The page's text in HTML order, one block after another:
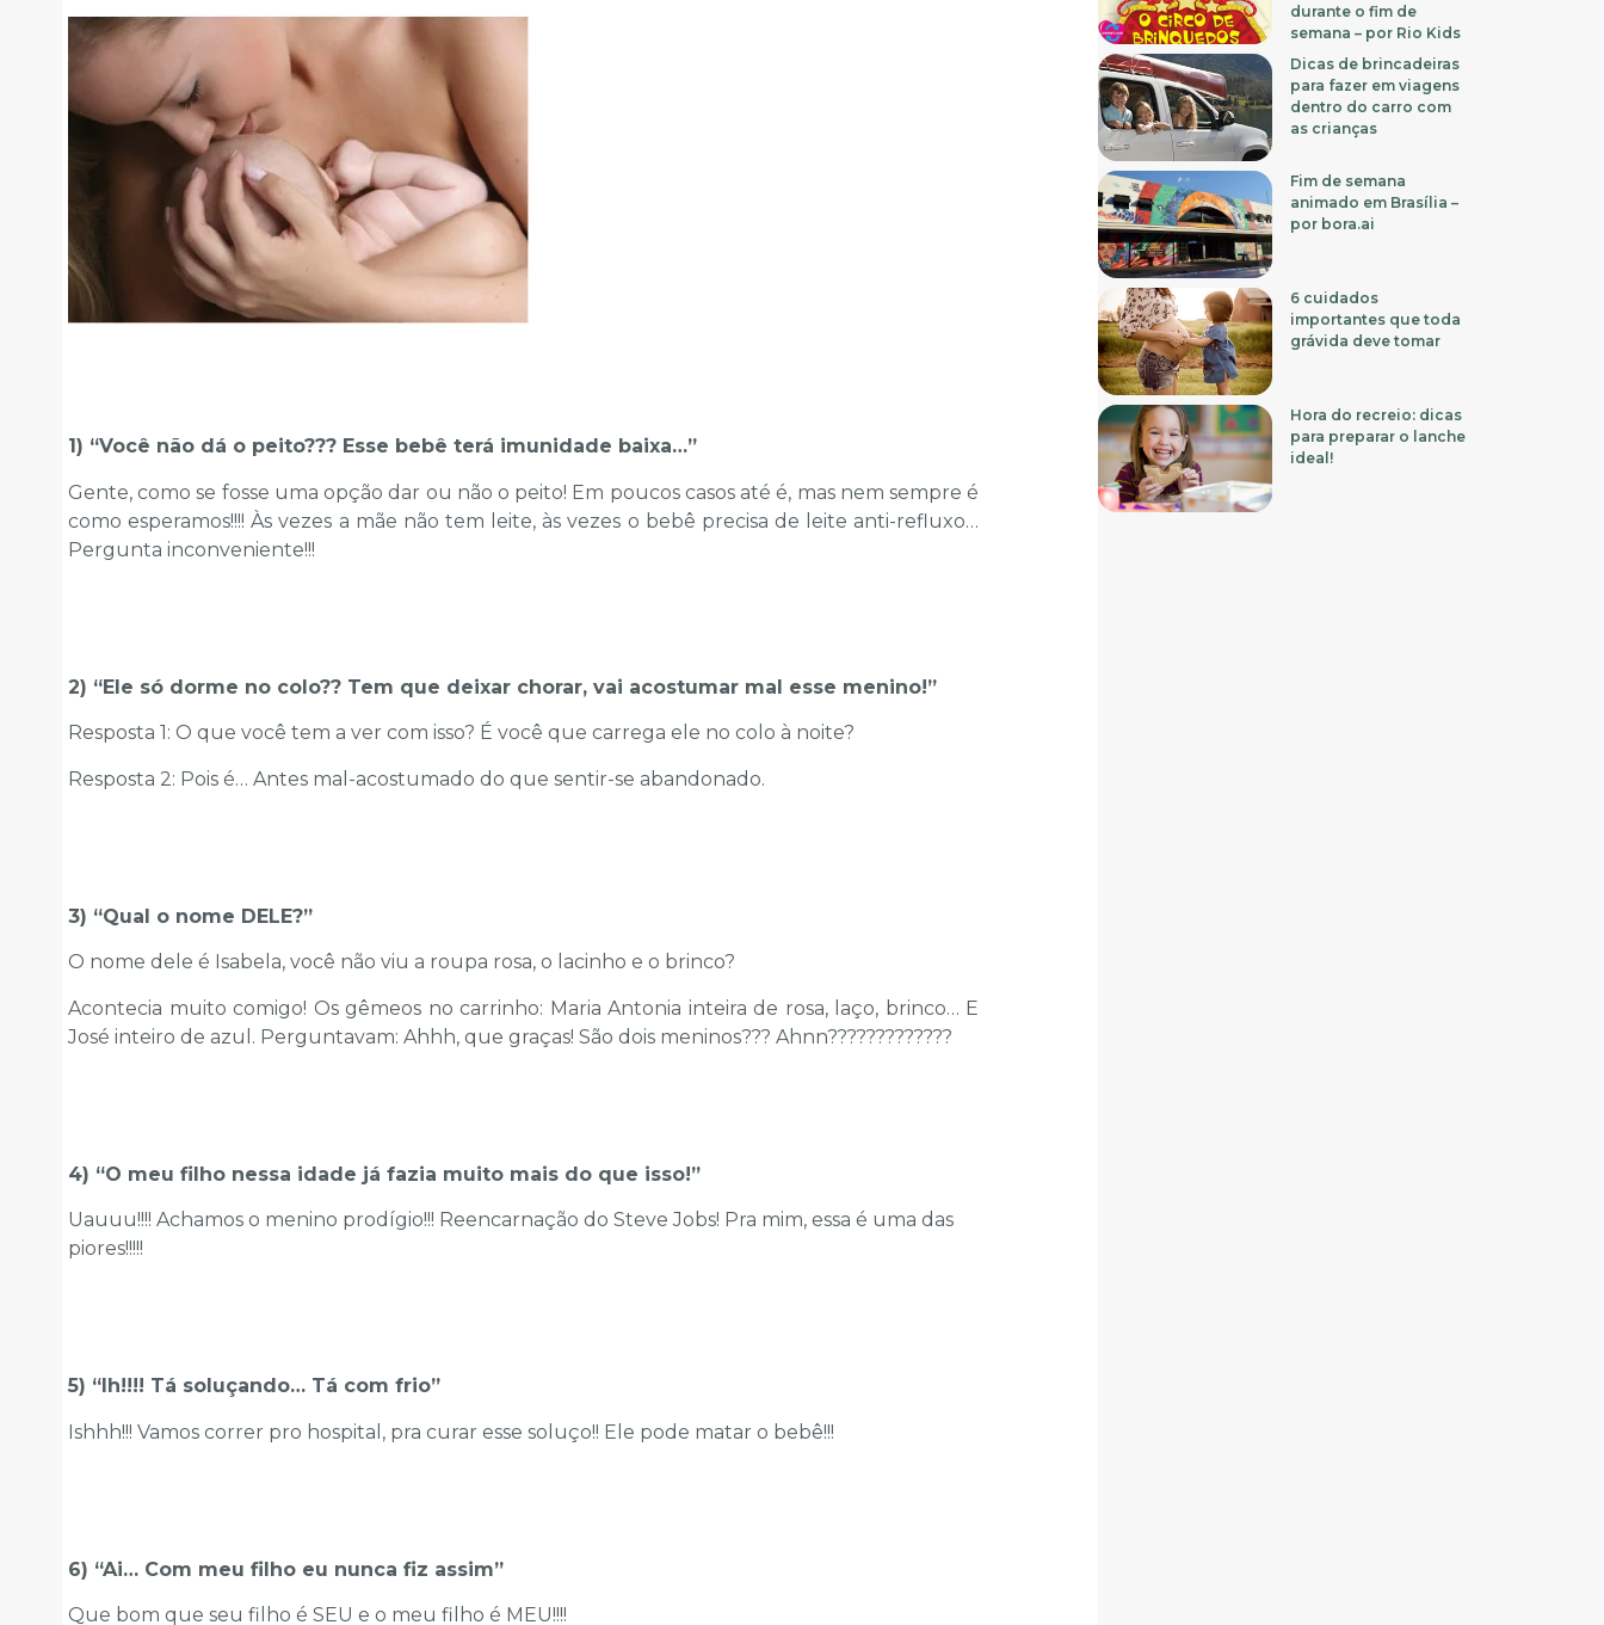
1) “Você não dá o peito??? Esse bebê terá imunidade baixa…”
Gente, como se fosse uma opção dar ou não o peito! Em poucos casos até é, mas nem sempre é
como esperamos!!!! Às vezes a mãe não tem leite, às vezes o bebê precisa de leite anti-refluxo…
Pergunta inconveniente!!!
2) “Ele só dorme no colo?? Tem que deixar chorar, vai acostumar mal esse menino!”
Resposta 1: O que você tem a ver com isso? É você que carrega ele no colo à noite?
Resposta 2: Pois é… Antes mal-acostumado do que sentir-se abandonado.
3) “Qual o nome DELE?”
O nome dele é Isabela, você não viu a roupa rosa, o lacinho e o brinco?
Acontecia muito comigo! Os gêmeos no carrinho: Maria Antonia inteira de rosa, laço, brinco… E
José inteiro de azul. Perguntavam: Ahhh, que graças! São dois meninos??? Ahnn?????????????
4) “O meu filho nessa idade já fazia muito mais do que isso!”
Uauuu!!!! Achamos o menino prodígio!!! Reencarnação do Steve Jobs! Pra mim, essa é uma das
piores!!!!!
5) “Ih!!!! Tá soluçando… Tá com frio”
Ishhh!!! Vamos correr pro hospital, pra curar esse soluço!! Ele pode matar o bebê!!!
6) “Ai… Com meu filho eu nunca fiz assim”
Que bom que seu filho é SEU e o meu filho é MEU!!!!
durante o fim de
semana – por Rio Kids
Dicas de brincadeiras
para fazer em viagens
dentro do carro com
as crianças
Fim de semana
animado em Brasília –
por bora.ai
6 cuidados
importantes que toda
grávida deve tomar
Hora do recreio: dicas
para preparar o lanche
ideal!